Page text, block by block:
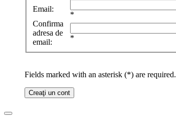
Email:
*
Confirma
adresa de
email:
*
Fields marked with an asterisk (*) are required.
Creaţi un cont